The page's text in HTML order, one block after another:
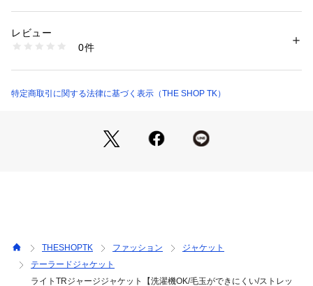
【デザインポイント】
・フロントの着丈を少し長くすることで着映えするシルエット
りシルエットを採用。
ります。また、パソコン・スマートフォンなどの環境により、
若干製品と画像のカラーが異なる場合もございます。
素材：表地: ポリエステル64％ レーヨン32％ ポリウレタン4％ 裏地: ポリ
生産国：中国製
1600200008159
レビュー
0件
特定商取引に関する法律に基づく表示（THE SHOP TK）
THESHOPTK ファッション
ジャケット
テーラードジャケット
ライトTRジャージジャケット【洗濯機OK/毛玉ができにくい/ストレッ